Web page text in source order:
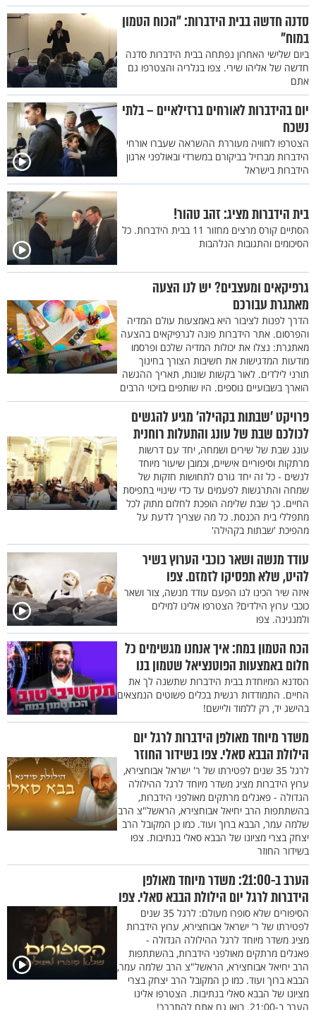
סדנה חדשה בבית הידברות: "הכוח הטמון
במוח"
ביום שלישי האחרון נפתחה בבית הידברות סדנה
חדשה של אליהו שירי. צפו בגלריה והצטרפו גם
אתם
יום בהידברות לאורחים ברזילאיים – בלתי
נשכח
הצטרפו לחוויה מעוררת ההשראה שעברו אורחי
הידברות מברזיל בביקורם במשרדי ובאולפני ארגון
הידברות בישראל
בית הידברות מציג: זהב טהור!
הסתיים קורס מרצים מחזור 11 בבית הידברות. כל
הסיכומים והתגובות הנלהבות
גרפיקאים ומעצבים? יש לנו הצעה
מאתגרת עבורכם
הדרך לפנות לציבור היא באמצעות עולם המדיה
והפרסום. אתר הידברות פונה לגרפיקאים בהצעה
מאתגרת: נצלו את יכולות המדיה שלכם ופרסמו
מודעות המדגישות את חשיבות הצורך בחינוך
תורני לילדים. לאור בקשות שונות, תאריך ההגשה
הוארך בשבועיים נוספים. היו שותפים בזיכוי הרבים
פרויקט ’שבתות בקהילה’ מגיע להגשים
לכולכם שבת של עונג והתעלות רוחנית
עונג שבת של שירים ושמחה, יחד עם דרשות
מרתקות וסיפוריים אישיים, וכמובן שיעור מיוחד
לנשים - כל זה יחד גורם לתחושות חזקות של
שמחה והתרגשות לפעמים עד כדי שינויי בתפיסת
החיים. כך שבת שלימה הופכת לחלום מתוק לכל
מתפללי בית הכנסת. כל מה שצריך לדעת על
מהפיכת 'שבתות בקהילה'
עודד מנשה ושאר כוכבי הערוץ בשיר
להיט, שלא תפסיקו לזמזם. צפו
איזה שיר הכינו לנו הפעם עודד מנשה, צור ושאר
כוכבי ערוץ הילדים? הצטרפו אלינו למילים
ולמנגינה. צפו
הכח הטמון במח: איך אנחנו מגשימים כל
חלום באמצעות הפוטנציאל שטמון בנו
הסדנא המיוחדת בבית הידברות שתשנה לך את
החיים. התמודדות רגשית בכלים פשוטים הנמצאים
בהישג יד, רק ללמוד וליישם!
משדר מיוחד מאולפן הידברות לרגל יום
הילולת הבבא סאלי. צפו בשידור החוזר
לרגל 35 שנים לפטירתו של ר' ישראל אבוחצירא,
ערוץ הידברות מציג משדר מיוחד לרגל ההילולה
הגדולה - פאנלים מרתקים מאולפני הידברות,
בהשתתפות הרב יחיאל אבוחצירא, הראשל"צ הרב
שלמה עמר, הבבא ברוך ועוד. כמו כן המקובל הרב
יצחק בצרי מציונו של הבבא סאלי בנתיבות. צפו
בשידור החוזר
הערב ב-21:00: משדר מיוחד מאולפן
הידברות לרגל יום הילולת הבבא סאלי. צפו
הסיפורים שלא סופרו מעולם: לרגל 35 שנים
לפטירתו של ר' ישראל אבוחצירא, ערוץ הידברות
מציג משדר מיוחד לרגל ההילולה הגדולה -
פאנלים מרתקים מאולפני הידברות, בהשתתפות
הרב יחיאל אבוחצירא, הראשל"צ הרב שלמה עמר,
הבבא ברוך ועוד. כמו כן המקובל הרב יצחק בצרי
מציונו של הבבא סאלי בנתיבות. הצטרפו אלינו
הערב ב-21:00. בואו גם אתם להתברך!